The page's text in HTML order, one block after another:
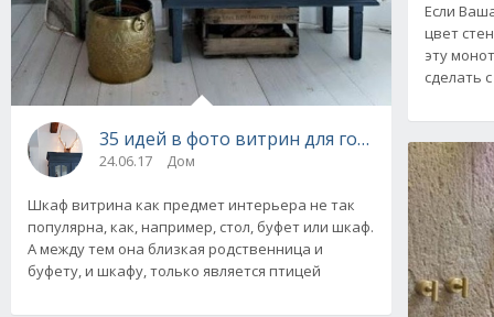
35 идей в фото витрин для гостиной.
24.06.17 Дом
Шкаф витрина как предмет интерьера не так
популярна, как, например, стол, буфет или шкаф.
А между тем она близкая родственница и
буфету, и шкафу, только является птицей
Если
цвет
эту
сделать